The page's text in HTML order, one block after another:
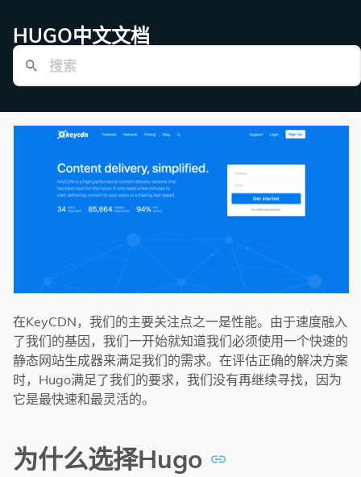
HUGO中文文档
在KeyCDN，我们的主要关注点之一是性能。由于速度融入
了我们的基因，我们一开始就知道我们必须使用一个快速的
静态网站生成器来满足我们的需求。在评估正确的解决方案
时，Hugo满足了我们的要求，我们没有再继续寻找，因为
它是最快速和最灵活的。
为什么选择Hugo